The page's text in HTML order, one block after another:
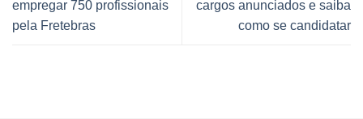
empregar 750 profissionais
pela Fretebras
cargos anunciados e saiba
como se candidatar